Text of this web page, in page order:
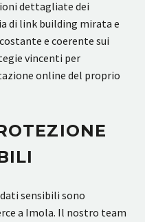
dettagliate dei
di link building mirata e
e coerente sui
vincenti per
online del proprio
sensibili sono
a Imola. Il nostro team